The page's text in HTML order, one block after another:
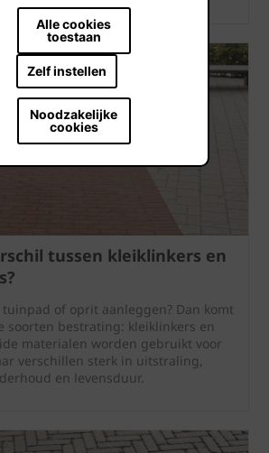
Alle cookies
toestaan
Zelf instellen
Noodzakelijke
cookies
tussen kleiklinkers en
of oprit aanleggen? Dan komt
soorten bestrating: kleiklinkers en
materialen worden gebruikt voor
verschillen sterk in uitstraling,
en levensduur.